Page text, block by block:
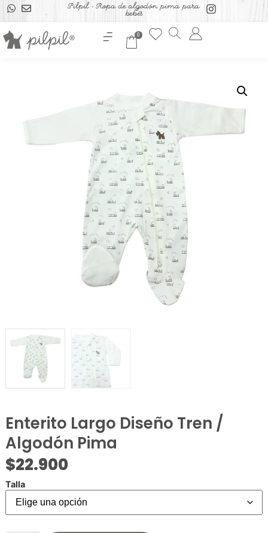
Pilpil - Ropa de algodón pima para
bebés
0
Enterito Largo Diseño Tren /
Algodón Pima
$22.900
Talla